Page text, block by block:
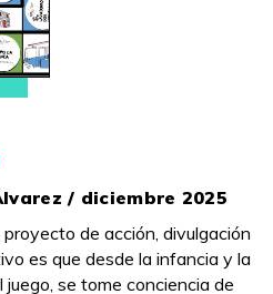
/ diciembre 2025
proyecto de acción, divulgación
es que desde la infancia y la
se tome conciencia de